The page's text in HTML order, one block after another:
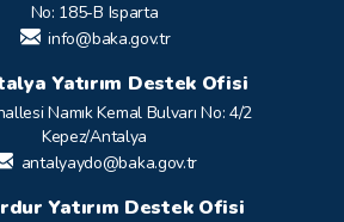
No: 185-B Isparta
info@baka.gov.tr
Yatırım Destek Ofisi
Namık Kemal Bulvarı No: 4/2
Kepez/Antalya
antalyaydo@baka.gov.tr
Yatırım Destek Ofisi